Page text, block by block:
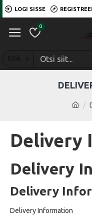
LOGI SISSE
0
Delivery
Delivery
Delivery
Delivery Information